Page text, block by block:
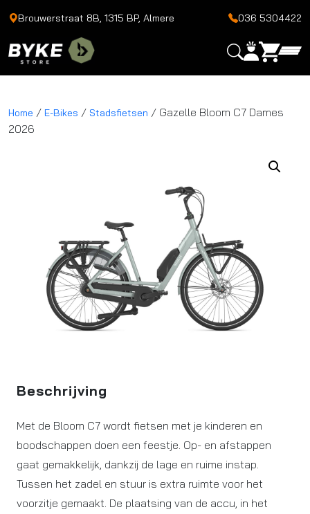
Brouwerstraat 8B, 1315 BP, Almere 036 5304422
Home / E-Bikes / Stadsfietsen / Gazelle Bloom C7 Dames
2026
Beschrijving
Met de Bloom C7 wordt fietsen met je kinderen en
boodschappen doen een feestje. Op- en afstappen
gaat gemakkelijk, dankzij de lage en ruime instap.
Tussen het zadel en stuur is extra ruimte voor het
voorzitje gemaakt. De plaatsing van de accu, in het